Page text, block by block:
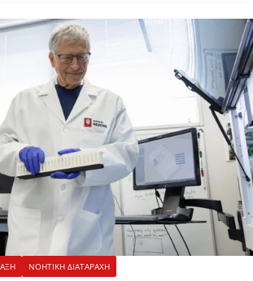
ΝΟΗΤΙΚΗ ΔΙΑΤΑΡΑΧΗ